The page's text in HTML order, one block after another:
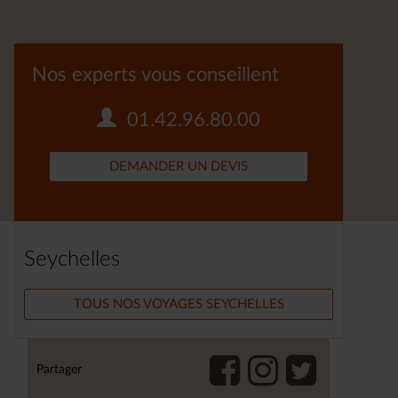
Nos experts vous conseillent
01.42.96.80.00
DEMANDER UN DEVIS
Seychelles
TOUS NOS VOYAGES SEYCHELLES
Partager